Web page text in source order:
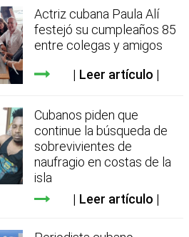
Actriz cubana Paula Alí
festejó su cumpleaños 85
entre colegas y amigos
Leer artículo
Cubanos piden que
continue la búsqueda de
sobrevivientes de
naufragio en costas de la
isla
Leer artículo